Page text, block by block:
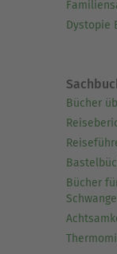
Dystopie
Bücher
Bücher